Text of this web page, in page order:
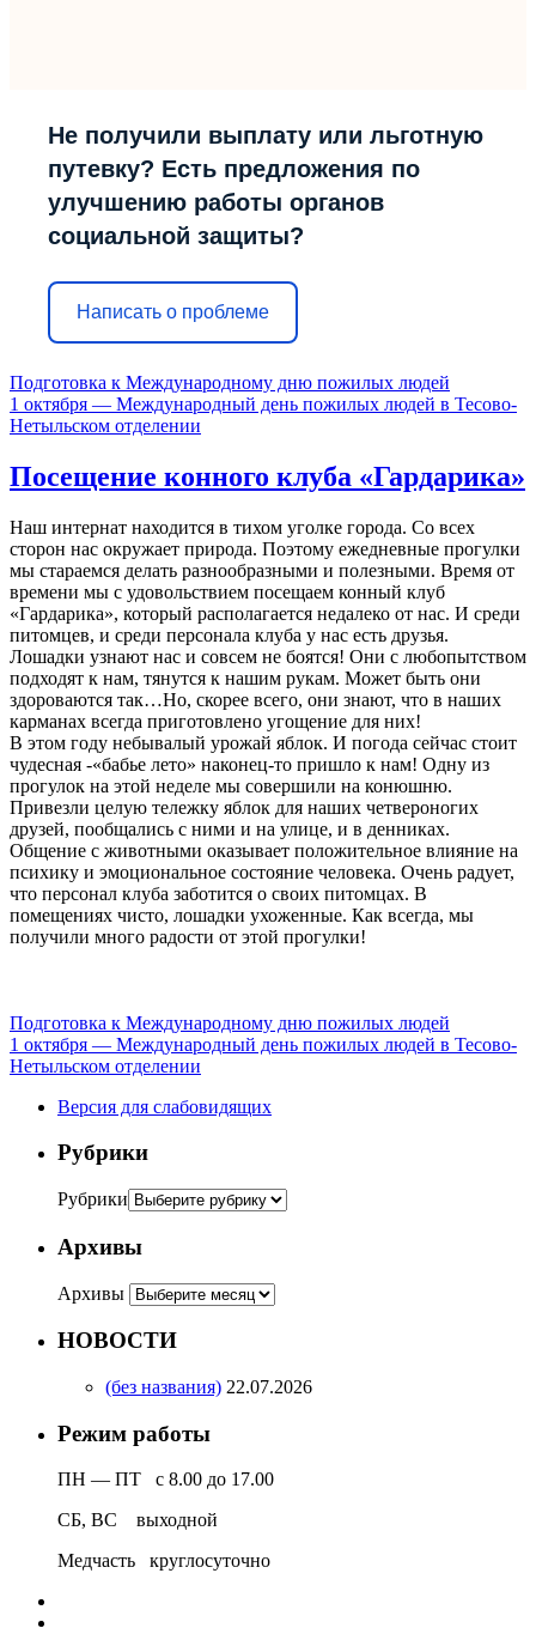
Не получили выплату или льготную
путевку? Есть предложения по
улучшению работы органов
социальной защиты?
Написать о проблеме
Подготовка к Международному дню пожилых людей
1 октября — Международный день пожилых людей в Тесово-
Нетыльском отделении
Посещение конного клуба «Гардарика»
Наш интернат находится в тихом уголке города. Со всех
сторон нас окружает природа. Поэтому ежедневные прогулки
мы стараемся делать разнообразными и полезными. Время от
времени мы с удовольствием посещаем конный клуб
«Гардарика», который располагается недалеко от нас. И среди
питомцев, и среди персонала клуба у нас есть друзья.
Лошадки узнают нас и совсем не боятся! Они с любопытством
подходят к нам, тянутся к нашим рукам. Может быть они
здороваются так…Но, скорее всего, они знают, что в наших
карманах всегда приготовлено угощение для них!
В этом году небывалый урожай яблок. И погода сейчас стоит
чудесная -«бабье лето» наконец-то пришло к нам! Одну из
прогулок на этой неделе мы совершили на конюшню.
Привезли целую тележку яблок для наших четвероногих
друзей, пообщались с ними и на улице, и в денниках.
Общение с животными оказывает положительное влияние на
психику и эмоциональное состояние человека. Очень радует,
что персонал клуба заботится о своих питомцах. В
помещениях чисто, лошадки ухоженные. Как всегда, мы
получили много радости от этой прогулки!
Подготовка к Международному дню пожилых людей
1 октября — Международный день пожилых людей в Тесово-
Нетыльском отделении
Версия для слабовидящих
Рубрики
Рубрики
Архивы
Архивы
НОВОСТИ
(без названия) 22.07.2026
Режим работы
ПН — ПТ с 8.00 до 17.00
СБ, ВС выходной
Медчасть круглосуточно